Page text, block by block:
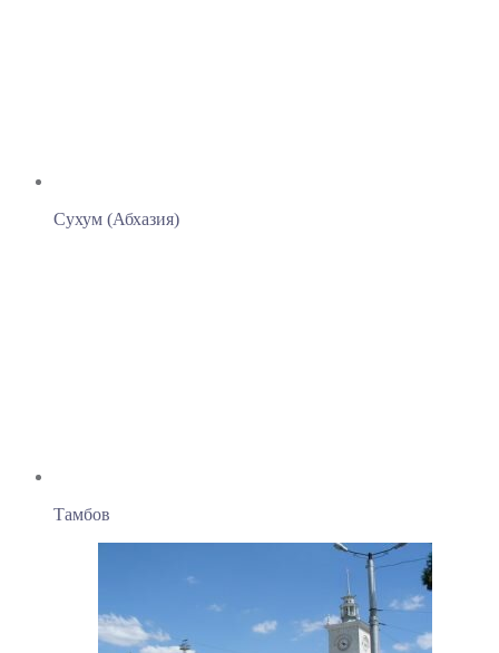
Сухум (Абхазия)
Тамбов